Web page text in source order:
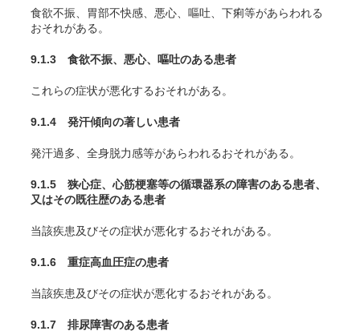
食欲不振、胃部不快感、悪心、嘔吐、下痢等があらわれる
おそれがある。
9.1.3 食欲不振、悪心、嘔吐のある患者
これらの症状が悪化するおそれがある。
9.1.4 発汗傾向の著しい患者
発汗過多、全身脱力感等があらわれるおそれがある。
9.1.5 狭心症、心筋梗塞等の循環器系の障害のある患者、
又はその既往歴のある患者
当該疾患及びその症状が悪化するおそれがある。
9.1.6 重症高血圧症の患者
当該疾患及びその症状が悪化するおそれがある。
9.1.7 排尿障害のある患者